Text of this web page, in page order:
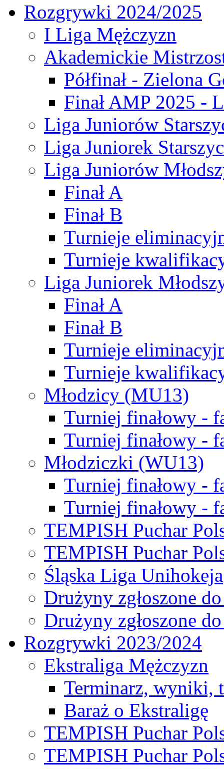
Rozgrywki 2024/2025
I Liga Mężczyzn
Akademickie
Półfinał - Zielona
Finał AMP 2025 -
Liga Juniorów
Liga Juniorek
Liga Juniorów
Finał A
Finał B
Turnieje
Turnieje
Liga Juniorek
Finał A
Finał B
Turnieje
Turnieje
Młodzicy (MU13)
Turniej finałowy -
Turniej finałowy -
Młodziczki (WU13)
Turniej finałowy -
Turniej finałowy -
TEMPISH Puchar
TEMPISH Puchar
Śląska Liga Unihokeja
Drużyny zgłoszone
Drużyny zgłoszone
Rozgrywki 2023/2024
Ekstraliga Mężczyzn
Terminarz, wyniki,
Baraż o Ekstraligę
TEMPISH Puchar
TEMPISH Puchar